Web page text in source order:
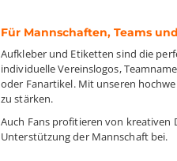
Für Mannschaften, Teams
Aufkleber und Etiketten sind die
individuelle Vereinslogos,
oder Fanartikel. Mit unseren
zu stärken.
Auch Fans profitieren von kreativen
Unterstützung der Mannschaft bei.